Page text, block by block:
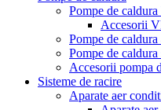
Pompe de
Accesorii
Pompe de caldura
Pompe de caldura
Accesorii pompa
Sisteme de racire
Aparate aer